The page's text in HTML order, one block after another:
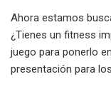
Ahora estamos
¿Tienes un fitness
juego para ponerlo
presentación para